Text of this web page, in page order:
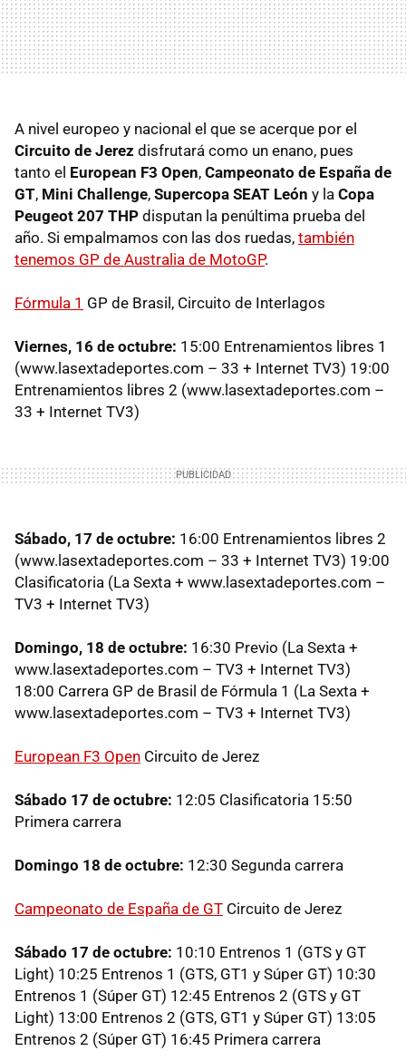
A nivel europeo y nacional el que se acerque por el
Circuito de Jerez disfrutará como un enano, pues
tanto el European F3 Open, Campeonato de España de
GT, Mini Challenge, Supercopa SEAT León y la Copa
Peugeot 207 THP disputan la penúltima prueba del
año. Si empalmamos con las dos ruedas, también
tenemos GP de Australia de MotoGP.
Fórmula 1 GP de Brasil, Circuito de Interlagos
Viernes, 16 de octubre: 15:00 Entrenamientos libres 1
(www.lasextadeportes.com – 33 + Internet TV3) 19:00
Entrenamientos libres 2 (www.lasextadeportes.com –
33 + Internet TV3)
Sábado, 17 de octubre: 16:00 Entrenamientos libres 2
(www.lasextadeportes.com – 33 + Internet TV3) 19:00
Clasificatoria (La Sexta + www.lasextadeportes.com –
TV3 + Internet TV3)
Domingo, 18 de octubre: 16:30 Previo (La Sexta +
www.lasextadeportes.com – TV3 + Internet TV3)
18:00 Carrera GP de Brasil de Fórmula 1 (La Sexta +
www.lasextadeportes.com – TV3 + Internet TV3)
European F3 Open Circuito de Jerez
Sábado 17 de octubre: 12:05 Clasificatoria 15:50
Primera carrera
Domingo 18 de octubre: 12:30 Segunda carrera
Campeonato de España de GT Circuito de Jerez
Sábado 17 de octubre: 10:10 Entrenos 1 (GTS y GT
Light) 10:25 Entrenos 1 (GTS, GT1 y Súper GT) 10:30
Entrenos 1 (Súper GT) 12:45 Entrenos 2 (GTS y GT
Light) 13:00 Entrenos 2 (GTS, GT1 y Súper GT) 13:05
Entrenos 2 (Súper GT) 16:45 Primera carrera